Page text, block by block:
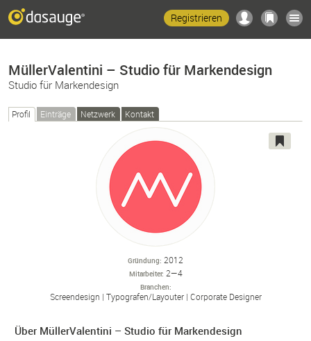
Registrieren
MüllerValentini – Studio für Markendesign
Studio für Markendesign
Profil Einträge Netzwerk Kontakt
Gründung 2012
Mitarbeiter 2—4
Branchen
Screendesign Typografen/Layouter Corporate Designer
Über MüllerValentini – Studio für Markendesign